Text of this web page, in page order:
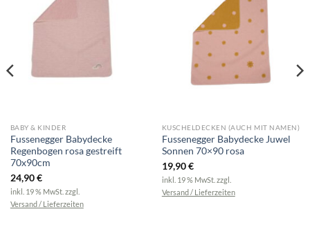
BABY & KINDER
Fussenegger Babydecke
Regenbogen rosa gestreift
70x90cm
24,90€
inkl. 19 % MwSt. zzgl.
Versand / Lieferzeiten
KUSCHELDECKEN (AUCH MIT NAMEN)
Fussenegger Babydecke Juwel
Sonnen 70×90 rosa
19,90€
inkl. 19 % MwSt. zzgl.
Versand / Lieferzeiten